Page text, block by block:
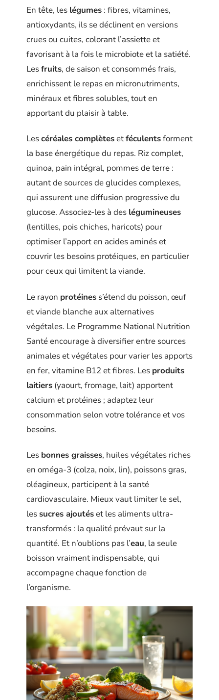
En tête, les légumes : fibres, vitamines,
antioxydants, ils se déclinent en versions
crues ou cuites, colorant l’assiette et
favorisant à la fois le microbiote et la satiété.
Lesfruits, de saison et consommés frais,
enrichissent le repas en micronutriments,
minéraux et fibres solubles, tout en
apportant du plaisir à table.
Lescéréales complètesetféculentsforment
la base énergétique du repas. Riz complet,
quinoa, pain intégral, pommes de terre :
autant de sources de glucides complexes,
qui assurent une diffusion progressive du
glucose. Associez-les à des légumineuses
(lentilles, pois chiches, haricots) pour
optimiser l’apport en acides aminés et
couvrir les besoins protéiques, en particulier
pour ceux qui limitent la viande.
Le rayon protéines s’étend du poisson, œuf
et viande blanche aux alternatives
végétales. Le Programme National Nutrition
Santé encourage à diversifier entre sources
animales et végétales pour varier les apports
en fer, vitamine B12 et fibres. Les produits
laitiers (yaourt, fromage, lait) apportent
calcium et protéines ; adaptez leur
consommation selon votre tolérance et vos
besoins.
Les bonnes graisses, huiles végétales riches
en oméga-3 (colza, noix, lin), poissons gras,
oléagineux, participent à la santé
cardiovasculaire. Mieux vaut limiter le sel,
lessucres ajoutéset les aliments ultra-
transformés : la qualité prévaut sur la
quantité. Et n’oublions pas l’eau, la seule
boisson vraiment indispensable, qui
accompagne chaque fonction de
l’organisme.